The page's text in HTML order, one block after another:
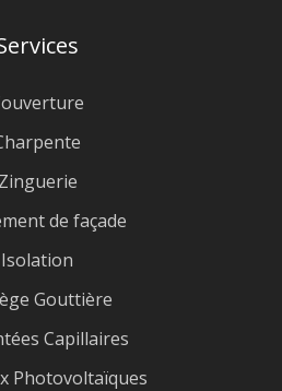
Zinguerie
de façade
Isolation
Gouttière
Capillaires
Photovoltaïques